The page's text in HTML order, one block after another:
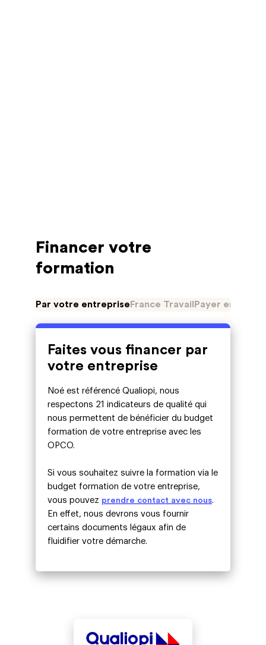
Financer votre
formation
Par votre entreprise France Travail Payer en
Faites vous financer par
votre entreprise
Noé est référencé Qualiopi, nous
respectons 21 indicateurs de qualité qui
nous permettent de bénéficier du budget
formation de votre entreprise avec les
OPCO.
Si vous souhaitez suivre la formation via le
budget formation de votre entreprise,
vous pouvez prendre contact avec nous.
En effet, nous devrons vous fournir
certains documents légaux afin de
fluidifier votre démarche.